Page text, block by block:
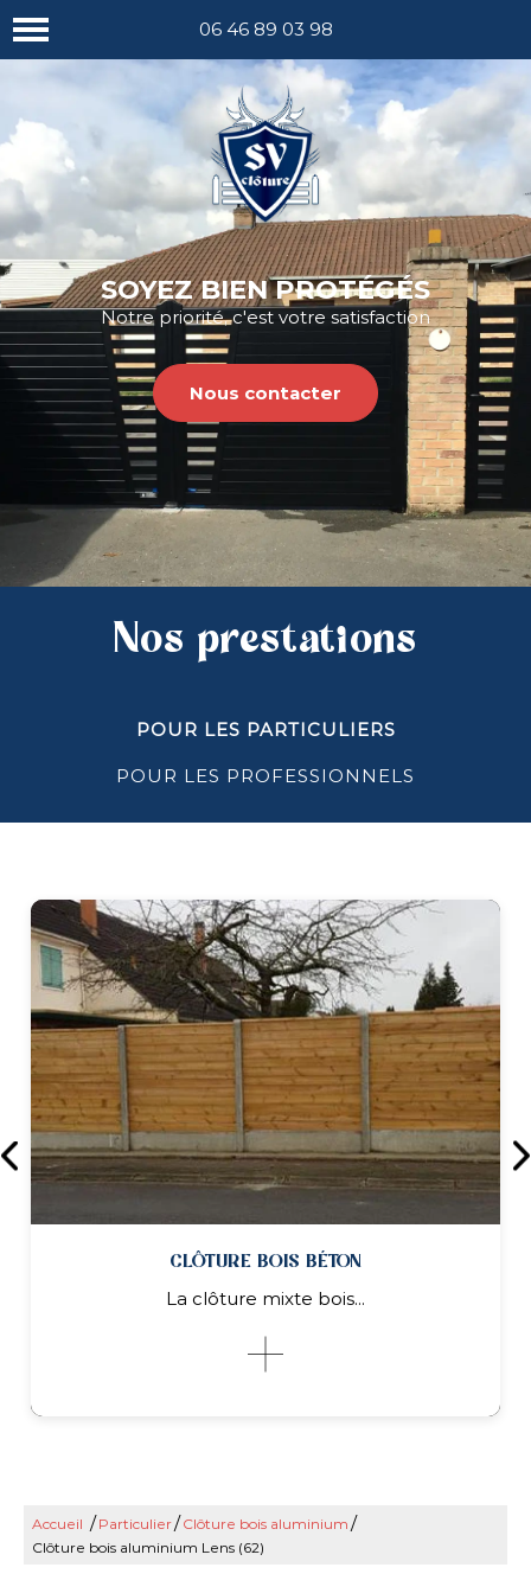
06 46 89 03 98
SOYEZ BIEN PROTÉGÉS
Notre priorité, c'est votre satisfaction
Nous contacter
Nos prestations
POUR LES PARTICULIERS
POUR LES PROFESSIONNELS
CLÔTURE BOIS BÉTON
La clôture mixte bois...
CLÔTURE BOIS BÉTON
Accueil / Particulier/ Clôture bois aluminium /
Clôture bois aluminium Lens (62)